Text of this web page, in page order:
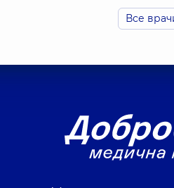
Все